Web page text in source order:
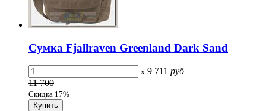
Сумка Fjallraven Greenland Dark Sand
x 9 711 руб
11 700
Скидка 17%